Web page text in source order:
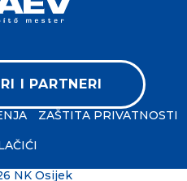
I PARTNERI
ZAŠTITA PRIVATNOSTI
NK Osijek